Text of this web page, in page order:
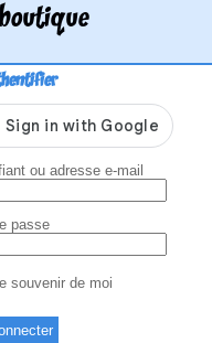
ou adresse e-mail
passe
souvenir de moi